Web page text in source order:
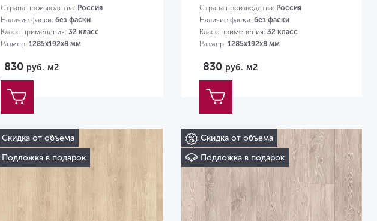
Страна производства: Россия
Наличие фаски: без фаски
Класс применения: 32 класс
Размер: 1285х192х8 мм
830 руб. м2
Страна производства: Россия
Наличие фаски: без фаски
Класс применения: 32 класс
Размер: 1285х192х8 мм
830 руб. м2
Скидка от объема
Подложка в подарок
Скидка от объема
Подложка в подарок